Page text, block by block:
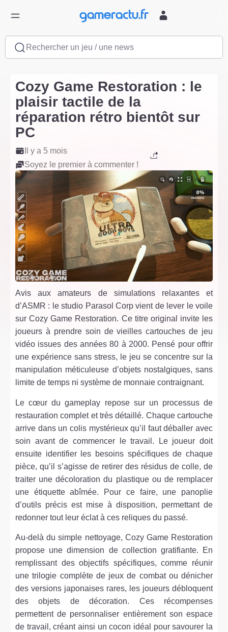
Rechercher un jeu / une news
Cozy Game Restoration : le
plaisir tactile de la
réparation rétro bientôt sur
PC
Il y a 5 mois
Soyez le premier à commenter !
Avis aux amateurs de simulations relaxantes et
d’ASMR : le studio Parasol Corp vient de lever le voile
sur Cozy Game Restoration. Ce titre original invite les
joueurs à prendre soin de vieilles cartouches de jeu
vidéo issues des années 80 à 2000. Pensé pour offrir
une expérience sans stress, le jeu se concentre sur la
manipulation méticuleuse d’objets nostalgiques, sans
limite de temps ni système de monnaie contraignant.
Le cœur du gameplay repose sur un processus de
restauration complet et très détaillé. Chaque cartouche
arrive dans un colis mystérieux qu’il faut déballer avec
soin avant de commencer le travail. Le joueur doit
ensuite identifier les besoins spécifiques de chaque
pièce, qu’il s’agisse de retirer des résidus de colle, de
traiter une décoloration du plastique ou de remplacer
une étiquette abîmée. Pour ce faire, une panoplie
d’outils précis est mise à disposition, permettant de
redonner tout leur éclat à ces reliques du passé.
Au-delà du simple nettoyage, Cozy Game Restoration
propose une dimension de collection gratifiante. En
remplissant des objectifs spécifiques, comme réunir
une trilogie complète de jeux de combat ou dénicher
des versions japonaises rares, les joueurs débloquent
des objets de décoration. Ces récompenses
permettent de personnaliser entièrement son espace
de travail, créant ainsi un cocon idéal pour savourer la